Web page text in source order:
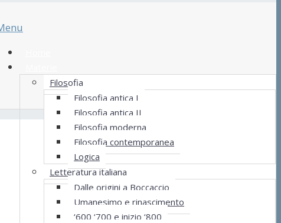
Filosofia
Filosofia antica I
Filosofia antica II
Filosofia moderna
Filosofia contemporanea
Logica
Letteratura italiana
Dalle origini a Boccaccio
Umanesimo e rinascimento
‘600 ‘700 e inizio ‘800